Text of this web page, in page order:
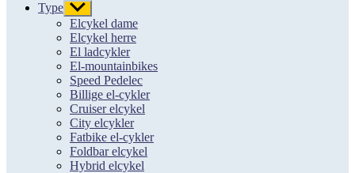
Type Vis
undermenu
Elcykel dame
Elcykel herre
El ladcykler
El-mountainbikes
Speed Pedelec
Billige el-cykler
Cruiser elcykel
City elcykler
Fatbike el-cykler
Foldbar elcykel
Hybrid elcykel